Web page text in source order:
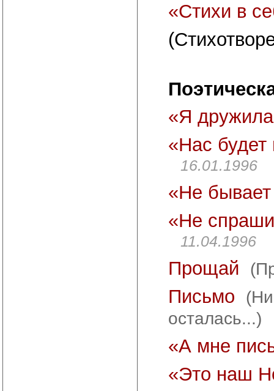
«Стихи в
«Я
«Нас будет
16.01.1996
«Не бывает
«Не
11.04.1996
Прощай
Письмо
осталась...)
«А мне
«Это наш